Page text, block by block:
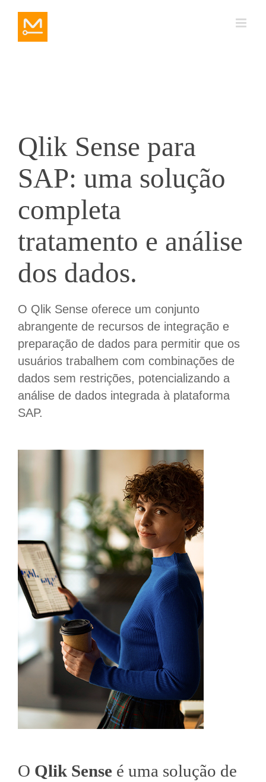
Qlik Sense para
SAP: uma solução
completa
tratamento e análise
dos dados.
O Qlik Sense oferece um conjunto
abrangente de recursos de integração e
preparação de dados para permitir que os
usuários trabalhem com combinações de
dados sem restrições, potencializando a
análise de dados integrada à plataforma
SAP.
O Qlik Sense é uma solução de